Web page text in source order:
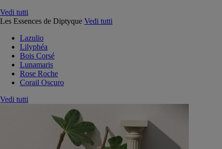
Vedi tutti
Les Essences de Diptyque Vedi tutti
Lazulio
Lilyphéa
Bois Corsé
Lunamaris
Rose Roche
Corail Oscuro
Vedi tutti